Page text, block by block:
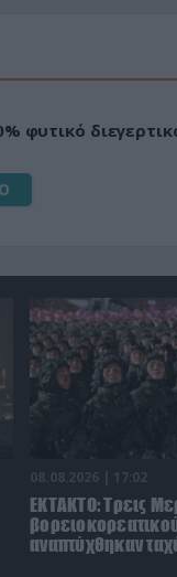
φυτικό
08.08.2026 | 17:02
ΕΚΤΑΚΤΟ: Τρεις
αναπτύχθηκαν